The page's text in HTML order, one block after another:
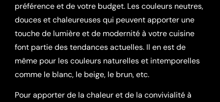
préférence et de votre budget. Les couleurs neutres,
douces et chaleureuses qui peuvent apporter une
touche de lumière et de modernité à votre cuisine
font partie des tendances actuelles. Il en est de
même pour les couleurs naturelles et intemporelles
comme le blanc, le beige, le brun, etc.
Pour apporter de la chaleur et de la convivialité à